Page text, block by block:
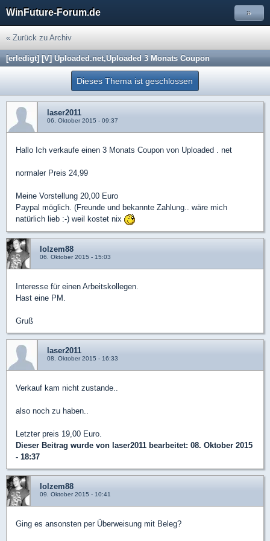
WinFuture-Forum.de »
« Zurück zu Archiv
[erledigt] [V] Uploaded.net,Uploaded 3 Monats Coupon
Dieses Thema ist geschlossen
laser2011
06. Oktober 2015 - 09:37
Hallo Ich verkaufe einen 3 Monats Coupon von Uploaded . net
normaler Preis 24,99
Meine Vorstellung 20,00 Euro
Paypal möglich. (Freunde und bekannte Zahlung.. wäre mich
natürlich lieb :-) weil kostet nix
lolzem88
06. Oktober 2015 - 15:03
Interesse für einen Arbeitskollegen.
Hast eine PM.
Gruß
laser2011
08. Oktober 2015 - 16:33
Verkauf kam nicht zustande..
also noch zu haben..
Letzter preis 19,00 Euro.
Dieser Beitrag wurde von laser2011 bearbeitet: 08. Oktober 2015
- 18:37
lolzem88
09. Oktober 2015 - 10:41
Ging es ansonsten per Überweisung mit Beleg?